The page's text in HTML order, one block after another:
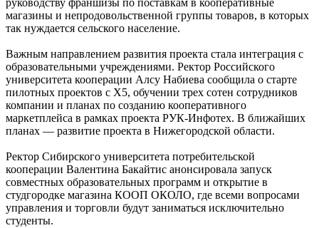
руководству франшизы по поставкам в кооперативные
магазины и непродовольственной группы товаров, в которых
так нуждается сельского население.
Важным направлением развития проекта стала интеграция с
образовательными учреждениями. Ректор Российского
университета кооперации Алсу Набиева сообщила о старте
пилотных проектов с X5, обучении трех сотен сотрудников
компании и планах по созданию кооперативного
маркетплейса в рамках проекта РУК-Инфотех. В ближайших
планах — развитие проекта в Нижегородской области.
Ректор Сибирского университета потребительской
кооперации Валентина Бакайтис анонсировала запуск
совместных образовательных программ и открытие в
студгородке магазина КООП ОКОЛО, где всеми вопросами
управления и торговли будут заниматься исключительно
студенты.